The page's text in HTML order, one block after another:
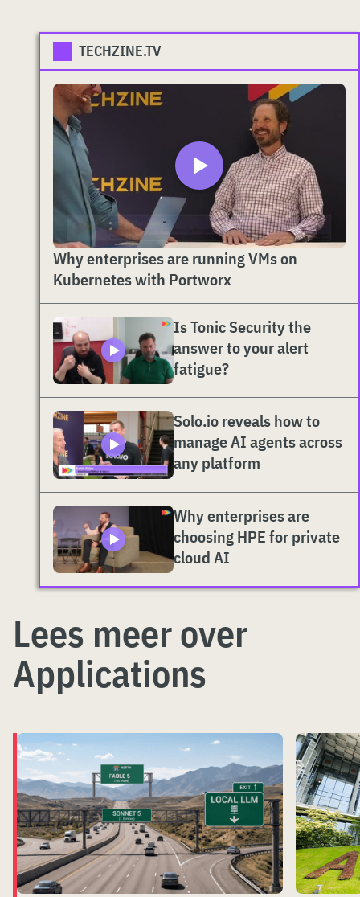
TECHZINE.TV
Why enterprises are running VMs on
Kubernetes with Portworx
Is Tonic Security the
answer to your alert
fatigue?
Solo.io reveals how to
manage AI agents across
any platform
Why enterprises are
choosing HPE for private
cloud AI
Lees meer over
Applications